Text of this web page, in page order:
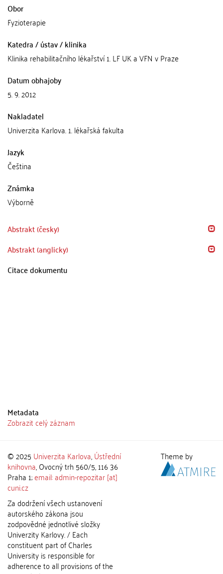
Obor
Fyzioterapie
Katedra / ústav / klinika
Klinika rehabilitačního lékařství 1. LF UK a VFN v Praze
Datum obhajoby
5. 9. 2012
Nakladatel
Univerzita Karlova. 1. lékařská fakulta
Jazyk
Čeština
Známka
Výborně
Abstrakt (česky)
Abstrakt (anglicky)
Citace dokumentu
Metadata
Zobrazit celý záznam
© 2025 Univerzita Karlova,Ústřední
knihovna, Ovocný trh 560/5, 116 36
Praha 1;email: admin-repozitar [at]
cuni.cz
Za dodržení všech ustanovení
autorského zákona jsou
zodpovědné jednotlivé složky
Univerzity Karlovy. / Each
constituent part of Charles
University is responsible for
adherence to all provisions of the
Theme by